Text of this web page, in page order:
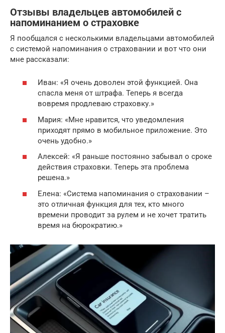
Отзывы владельцев автомобилей с
напоминанием о страховке
Я пообщался с несколькими владельцами автомобилей
с системой напоминания о страховании и вот что они
мне рассказали:
Иван: «Я очень доволен этой функцией. Она
спасла меня от штрафа. Теперь я всегда
вовремя продлеваю страховку.»
Мария: «Мне нравится, что уведомления
приходят прямо в мобильное приложение. Это
очень удобно.»
Алексей: «Я раньше постоянно забывал о сроке
действия страховки. Теперь эта проблема
решена.»
Елена: «Система напоминания о страховании –
это отличная функция для тех, кто много
времени проводит за рулем и не хочет тратить
время на бюрократию.»